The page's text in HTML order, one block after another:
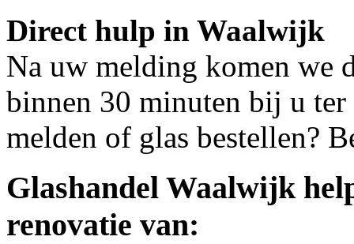
Direct hulp in Waalwijk
Na uw melding komen we
binnen 30 minuten bij u ter
melden of glas bestellen?
Glashandel Waalwijk
renovatie van: